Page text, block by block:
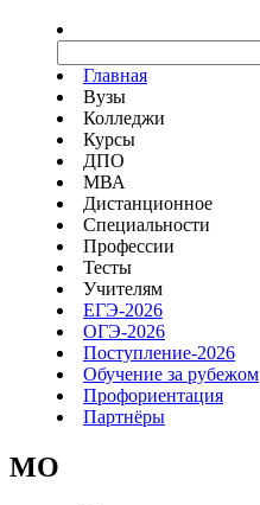
Главная
Вузы
Колледжи
Курсы
ДПО
МВА
Дистанционное
Специальности
Профессии
Тесты
Учителям
ЕГЭ-2026
ОГЭ-2026
Поступление-2026
Обучение за рубежом
Профориентация
Партнёры
MO